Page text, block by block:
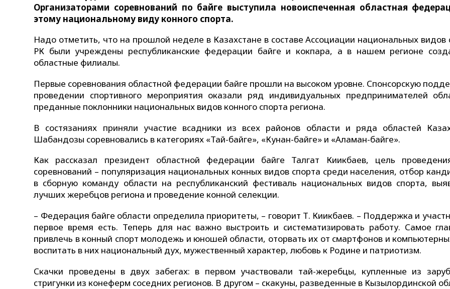
Организаторами соревнований по байге выступила новоиспеченная областная
этому национальному виду конного спорта.
Надо отметить, что на прошлой неделе в Казахстане в составе Ассоциации национальных видов
РК были учреждены республиканские федерации байге и кокпара, а в нашем регионе
областные филиалы.
Первые соревнования областной федерации байге прошли на высоком уровне. Спонсорскую
проведении спортивного мероприятия оказали ряд индивидуальных предпринимателей
преданные поклонники национальных видов конного спорта региона.
В состязаниях приняли участие всадники из всех районов области и ряда областей
Шабандозы соревновались в категориях «Тай-байге», «Кунан-байге» и «Аламан-байге».
Как рассказал президент областной федерации байге Талгат Киикбаев, цель
соревнований – популяризация национальных конных видов спорта среди населения, отбор
в сборную команду области на республиканский фестиваль национальных видов спорта,
лучших жеребцов региона и проведение конной селекции.
– Федерация байге области определила приоритеты, – говорит Т. Киикбаев. – Поддержка и
первое время есть. Теперь для нас важно выстроить и систематизировать работу. Самое
привлечь в конный спорт молодежь и юношей области, оторвать их от смартфонов и
воспитать в них национальный дух, мужественный характер, любовь к Родине и патриотизм.
Скачки проведены в двух забегах: в первом участвовали тай-жеребцы, купленные из
стригунки из конеферм соседних регионов. В другом – скакуны, разведенные в Кызылординской